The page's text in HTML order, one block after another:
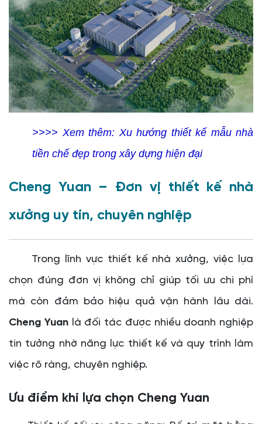
>>>> Xem thêm: Xu hướng thiết kế mẫu nhà
tiền chế đẹp trong xây dựng hiện đại
Cheng Yuan – Đơn vị thiết kế nhà
xưởng uy tín, chuyên nghiệp
Trong lĩnh vực thiết kế nhà xưởng, việc lựa
chọn đúng đơn vị không chỉ giúp tối ưu chi phí
mà còn đảm bảo hiệu quả vận hành lâu dài.
Cheng Yuanlà đối tác được nhiều doanh nghiệp
tin tưởng nhờ năng lực thiết kế và quy trình làm
việc rõ ràng, chuyên nghiệp.
Ưu điểm khi lựa chọn Cheng Yuan